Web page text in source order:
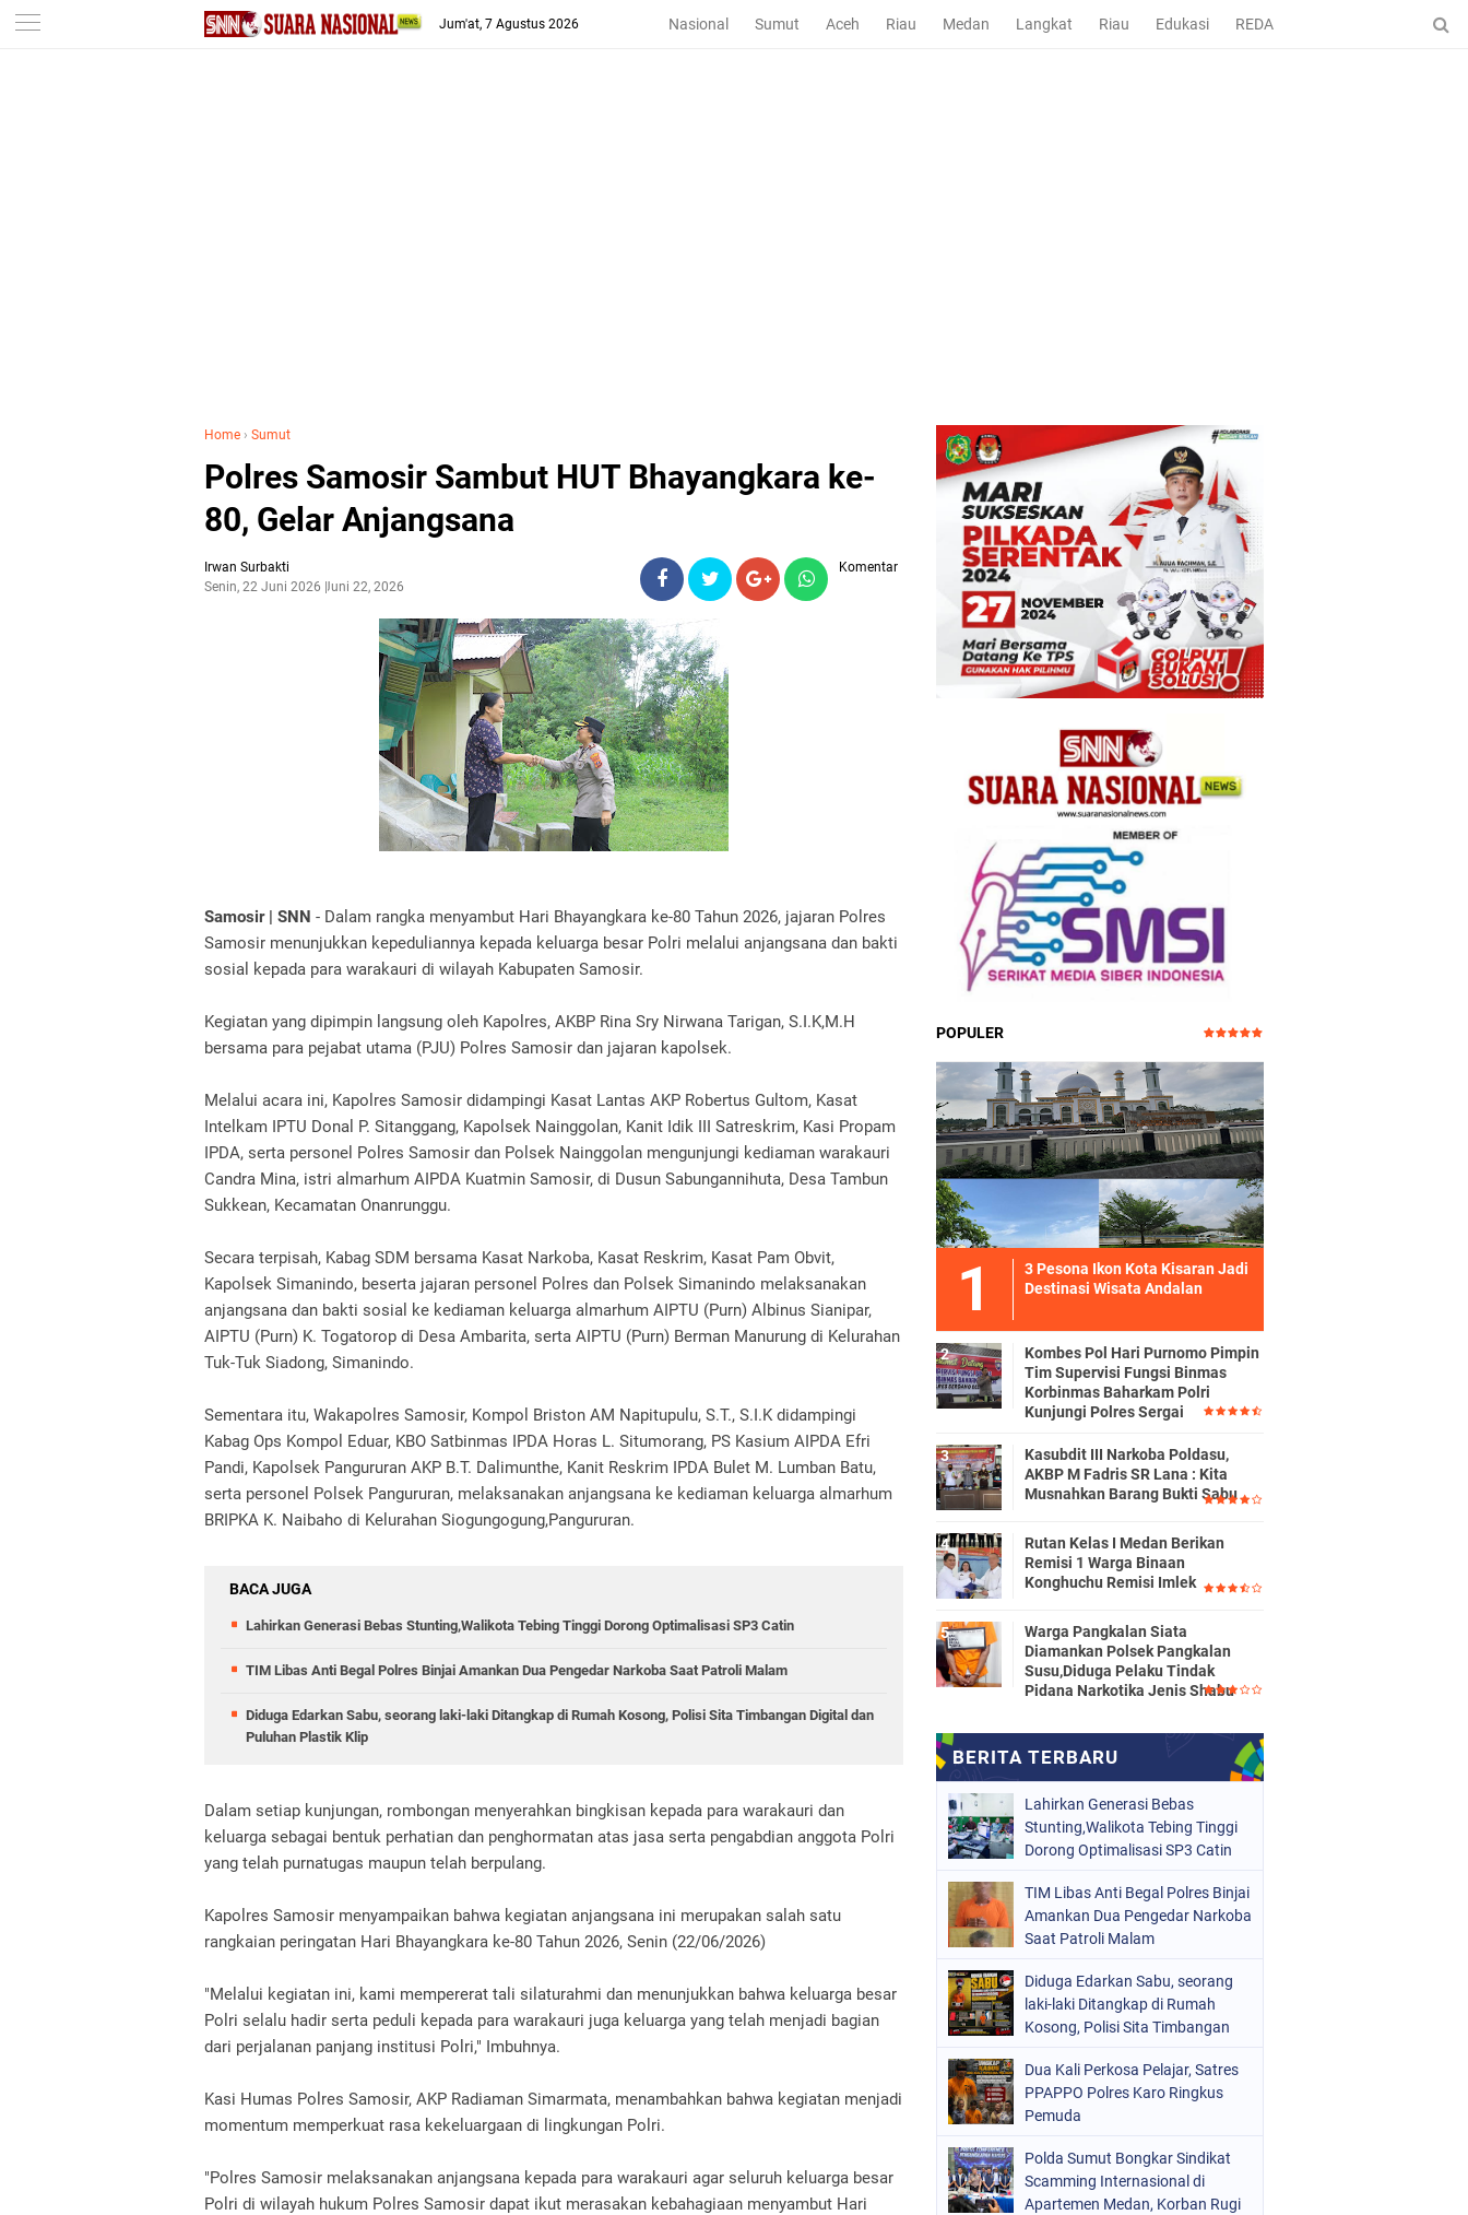
-->
Jum'at, 7 Agustus 2026 Nasional Sumut Aceh Riau Medan Langkat Riau Edukasi REDAKSI
Home › Sumut
Polres Samosir Sambut HUT Bhayangkara ke-
80, Gelar Anjangsana
Irwan Surbakti
Senin, 22 Juni 2026 Juni 22, 2026
Komentar
Samosir | SNN - Dalam rangka menyambut Hari Bhayangkara ke-80 Tahun 2026, jajaran Polres
Samosir menunjukkan kepeduliannya kepada keluarga besar Polri melalui anjangsana dan bakti
sosial kepada para warakauri di wilayah Kabupaten Samosir.
Kegiatan yang dipimpin langsung oleh Kapolres, AKBP Rina Sry Nirwana Tarigan, S.I.K,M.H
bersama para pejabat utama (PJU) Polres Samosir dan jajaran kapolsek.
Melalui acara ini, Kapolres Samosir didampingi Kasat Lantas AKP Robertus Gultom, Kasat
Intelkam IPTU Donal P. Sitanggang, Kapolsek Nainggolan, Kanit Idik III Satreskrim, Kasi Propam
IPDA, serta personel Polres Samosir dan Polsek Nainggolan mengunjungi kediaman warakauri
Candra Mina, istri almarhum AIPDA Kuatmin Samosir, di Dusun Sabungannihuta, Desa Tambun
Sukkean, Kecamatan Onanrunggu.
Secara terpisah, Kabag SDM bersama Kasat Narkoba, Kasat Reskrim, Kasat Pam Obvit,
Kapolsek Simanindo, beserta jajaran personel Polres dan Polsek Simanindo melaksanakan
anjangsana dan bakti sosial ke kediaman keluarga almarhum AIPTU (Purn) Albinus Sianipar,
AIPTU (Purn) K. Togatorop di Desa Ambarita, serta AIPTU (Purn) Berman Manurung di Kelurahan
Tuk-Tuk Siadong, Simanindo.
Sementara itu, Wakapolres Samosir, Kompol Briston AM Napitupulu, S.T., S.I.K didampingi
Kabag Ops Kompol Eduar, KBO Satbinmas IPDA Horas L. Situmorang, PS Kasium AIPDA Efri
Pandi, Kapolsek Pangururan AKP B.T. Dalimunthe, Kanit Reskrim IPDA Bulet M. Lumban Batu,
serta personel Polsek Pangururan, melaksanakan anjangsana ke kediaman keluarga almarhum
BRIPKA K. Naibaho di Kelurahan Siogungogung,Pangururan.
BACA JUGA
Lahirkan Generasi Bebas Stunting,Walikota Tebing Tinggi Dorong Optimalisasi SP3 Catin
TIM Libas Anti Begal Polres Binjai Amankan Dua Pengedar Narkoba Saat Patroli Malam
Diduga Edarkan Sabu, seorang laki-laki Ditangkap di Rumah Kosong, Polisi Sita Timbangan Digital dan
Puluhan Plastik Klip
Dalam setiap kunjungan, rombongan menyerahkan bingkisan kepada para warakauri dan
keluarga sebagai bentuk perhatian dan penghormatan atas jasa serta pengabdian anggota Polri
yang telah purnatugas maupun telah berpulang.
Kapolres Samosir menyampaikan bahwa kegiatan anjangsana ini merupakan salah satu
rangkaian peringatan Hari Bhayangkara ke-80 Tahun 2026, Senin (22/06/2026)
"Melalui kegiatan ini, kami mempererat tali silaturahmi dan menunjukkan bahwa keluarga besar
Polri selalu hadir serta peduli kepada para warakauri juga keluarga yang telah menjadi bagian
dari perjalanan panjang institusi Polri," Imbuhnya.
Kasi Humas Polres Samosir, AKP Radiaman Simarmata, menambahkan bahwa kegiatan menjadi
momentum memperkuat rasa kekeluargaan di lingkungan Polri.
"Polres Samosir melaksanakan anjangsana kepada para warakauri agar seluruh keluarga besar
Polri di wilayah hukum Polres Samosir dapat ikut merasakan kebahagiaan menyambut Hari
POPULER
3 Pesona Ikon Kota Kisaran Jadi
Destinasi Wisata Andalan
Kombes Pol Hari Purnomo Pimpin
Tim Supervisi Fungsi Binmas
Korbinmas Baharkam Polri
Kunjungi Polres Sergai
Kasubdit III Narkoba Poldasu,
AKBP M Fadris SR Lana : Kita
Musnahkan Barang Bukti Sabu
Rutan Kelas I Medan Berikan
Remisi 1 Warga Binaan
Konghuchu Remisi Imlek
Warga Pangkalan Siata
Diamankan Polsek Pangkalan
Susu,Diduga Pelaku Tindak
Pidana Narkotika Jenis Shabu
Lahirkan Generasi Bebas
Stunting,Walikota Tebing Tinggi
Dorong Optimalisasi SP3 Catin
TIM Libas Anti Begal Polres Binjai
Amankan Dua Pengedar Narkoba
Saat Patroli Malam
Diduga Edarkan Sabu, seorang
laki-laki Ditangkap di Rumah
Kosong, Polisi Sita Timbangan
Dua Kali Perkosa Pelajar, Satres
PPAPPO Polres Karo Ringkus
Pemuda
Polda Sumut Bongkar Sindikat
Scamming Internasional di
Apartemen Medan, Korban Rugi